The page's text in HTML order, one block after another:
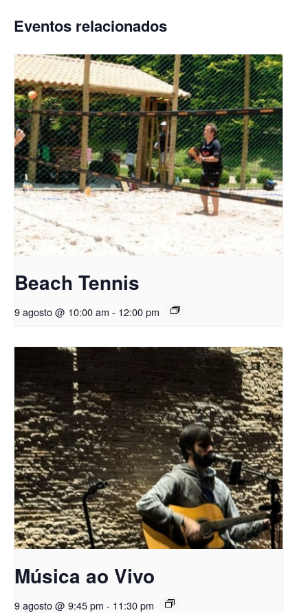
Eventos relacionados
Beach Tennis
9 agosto @ 10:00 am - 12:00 pm
Música ao Vivo
9 agosto @ 9:45 pm - 11:30 pm